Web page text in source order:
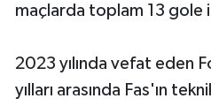
maçlarda toplam 13 gole
2023 yılında vefat eden
yılları arasında Fas'ın